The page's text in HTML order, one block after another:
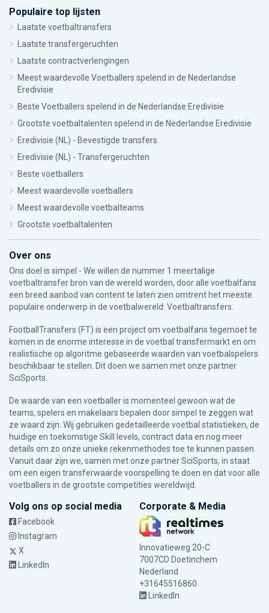
Populaire top lijsten
Laatste voetbaltransfers
Laatste transfergeruchten
Laatste contractverlengingen
Meest waardevolle Voetballers spelend in de Nederlandse
Eredivisie
Beste Voetballers spelend in de Nederlandse Eredivisie
Grootste voetbaltalenten spelend in de Nederlandse Eredivisie
Eredivisie (NL) - Bevestigde transfers
Eredivisie (NL) - Transfergeruchten
Beste voetballers
Meest waardevolle voetballers
Meest waardevolle voetbalteams
Grootste voetbaltalenten
Over ons
Ons doel is simpel - We willen de nummer 1 meertalige
voetbaltransfer bron van de wereld worden, door alle voetbalfans
een breed aanbod van content te laten zien omtrent het meeste
populaire onderwerp in de voetbalwereld: Voetbaltransfers.
FootballTransfers (FT) is een project om voetbalfans tegemoet te
komen in de enorme interesse in de voetbal transfermarkt en om
realistische op algoritme gebaseerde waarden van voetbalspelers
beschikbaar te stellen. Dit doen we samen met onze partner
SciSports
De waarde van een voetballer is momenteel gewoon wat de
teams, spelers en makelaars bepalen door simpel te zeggen wat
ze waard zijn. Wij gebruiken gedetailleerde voetbal statistieken, de
huidige en toekomstige Skill levels, contract data en nog meer
details om zo onze unieke rekenmethodes toe te kunnen passen.
Vanuit daar zijn we, samen met onze partner SciSports, in staat
om een eigen transferwaarde voorspelling te doen en dat voor alle
voetballers in de grootste competities wereldwijd.
Volg ons op social media
Facebook
Instagram
X
LinkedIn
Corporate & Media
Innovatieweg 20-C
7007CD Doetinchem
Nederland
+31645516860
LinkedIn